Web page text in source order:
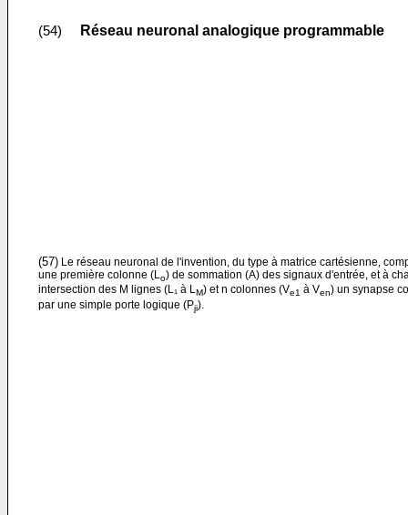
(54) Réseau neuronal analogique programmable
(57) Le réseau neuronal de l'invention, du type à matrice cartésienne,
une première colonne (Lo) de sommation (A) des signaux d'entrée, et à
intersection des M lignes (L₁ à LM) et n colonnes (Ve1 à Ven) un synapse
par une simple porte logique (Pji).